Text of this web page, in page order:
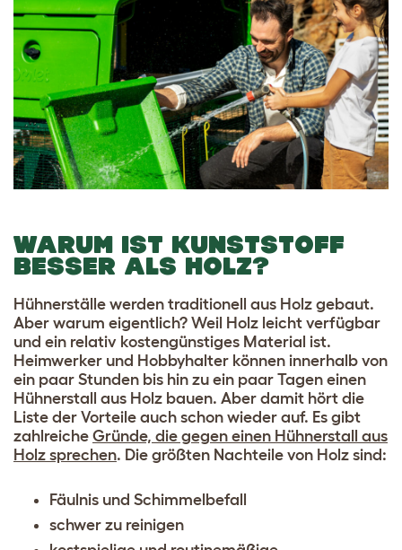
WARUM IST KUNSTSTOFF
BESSER ALS HOLZ?
Hühnerställe werden traditionell aus Holz gebaut.
Aber warum eigentlich? Weil Holz leicht verfügbar
und ein relativ kostengünstiges Material ist.
Heimwerker und Hobbyhalter können innerhalb von
ein paar Stunden bis hin zu ein paar Tagen einen
Hühnerstall aus Holz bauen. Aber damit hört die
Liste der Vorteile auch schon wieder auf. Es gibt
zahlreiche Gründe, die gegen einen Hühnerstall aus
Holz sprechen. Die größten Nachteile von Holz sind:
Fäulnis und Schimmelbefall
schwer zu reinigen